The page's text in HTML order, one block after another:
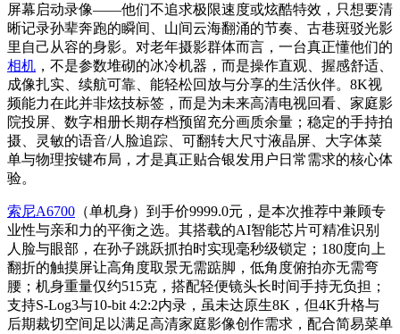
屏幕启动录像——他们不追求极限速度或炫酷特效，只想要清
晰记录孙辈奔跑的瞬间、山间云海翻涌的节奏、古巷斑驳光影
里自己从容的身影。对老年摄影群体而言，一台真正懂他们的
相机 ，不是参数堆砌的冰冷机器，而是操作直观、握感舒适、
成像扎实、续航可靠、能轻松回放与分享的生活伙伴。8K视
频能力在此并非炫技标签，而是为未来高清电视回看、家庭影
院投屏、数字相册长期存档预留充分画质余量；稳定的手持拍
摄、灵敏的语音/人脸追踪、可翻转大尺寸液晶屏、大字体菜
单与物理按键布局，才是真正贴合银发用户日常需求的核心体
验。
索尼A6700 （单机身）到手价9999.0元，是本次推荐中兼顾专
业性与亲和力的平衡之选。其搭载的AI智能芯片可精准识别
人脸与眼部，在孙子跳跃抓拍时实现毫秒级锁定；180度向上
翻折的触摸屏让高角度取景无需踮脚，低角度俯拍亦无需弯
腰；机身重量仅约515克，搭配轻便镜头长时间手持无负担；
支持S-Log3与10-bit 4:2:2内录，虽未达原生8K，但4K升格与
后期裁切空间足以满足高清家庭影像创作需求，配合简易菜单